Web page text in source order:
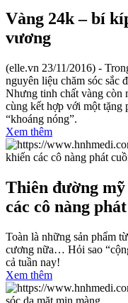
Vàng 24k – bí
vương
(elle.vn 23/11/2016) -
nguyên liệu chăm sóc sắc
Nhưng tinh chất vàng còn
cùng kết hợp với một tặng
“khoáng nóng”.
Xem thêm
Thiên đường
các cô nàng
Toàn là những sản phẩm
cương nữa… Hỏi sao
cả tuần nay!
Xem thêm